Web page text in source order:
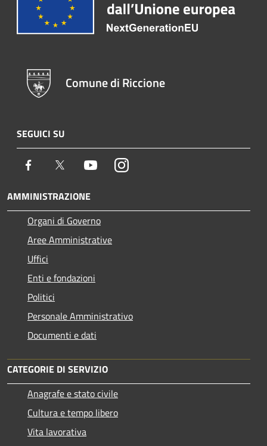
Comune di Riccione
SEGUICI SU
Facebook Twitter YoutubeInstagram
AMMINISTRAZIONE
Organi di Governo
Aree Amministrative
Uffici
Enti e fondazioni
Politici
Personale Amministrativo
Documenti e dati
CATEGORIE DI SERVIZIO
Anagrafe e stato civile
Cultura e tempo libero
Vita lavorativa